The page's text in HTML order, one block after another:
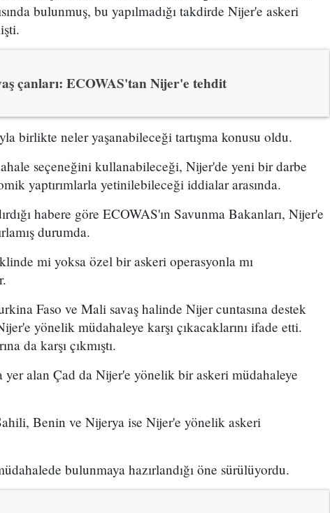
bulunmuş, bu yapılmadığı takdirde Nijer'e askeri
çanları: ECOWAS'tan Nijer'e tehdit
birlikte neler yaşanabileceği tartışma konusu oldu.
seçeneğini kullanabileceği, Nijer'de yeni bir darbe
yaptırımlarla yetinilebileceği iddialar arasında.
habere göre ECOWAS'ın Savunma Bakanları, Nijer'e
durumda.
mi yoksa özel bir askeri operasyonla mı
Faso ve Mali savaş halinde Nijer cuntasına destek
yönelik müdahaleye karşı çıkacaklarını ifade etti.
da karşı çıkmıştı.
alan Çad da Nijer'e yönelik bir askeri müdahaleye
Benin ve Nijerya ise Nijer'e yönelik askeri
bulunmaya hazırlandığı öne sürülüyordu.